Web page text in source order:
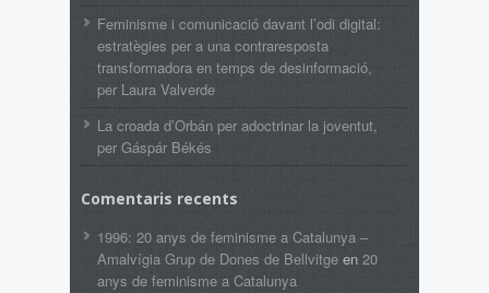
Feminisme i comunicació davant l’odi digital:
estratègies per a una contraresposta
transformadora en temps de desinformació,
per Laura Valverde
La croada d’Orbán per adoctrinar la joventut,
per Gáspár Békés
Comentaris recents
1996: 20 anys de feminisme a Catalunya –
Amalvígia Grup de Dones de Bellvitge en 20
anys de feminisme a Catalunya